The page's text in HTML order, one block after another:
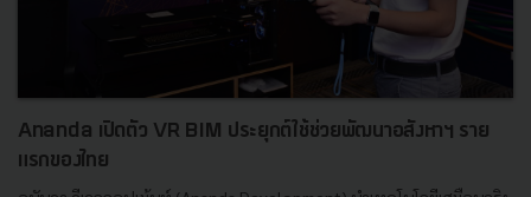
Ananda เปิดตัว VR BIM ประยุกต์ใช้ช่วยพัฒนาอสังหาฯ ราย
แรกของไทย